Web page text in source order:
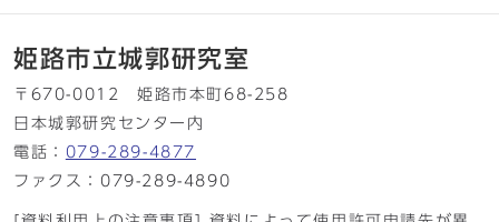
姫路市立城郭研究室
〒670-0012 姫路市本町68-258
日本城郭研究センター内
電話： 079-289-4877
ファクス：079-289-4890